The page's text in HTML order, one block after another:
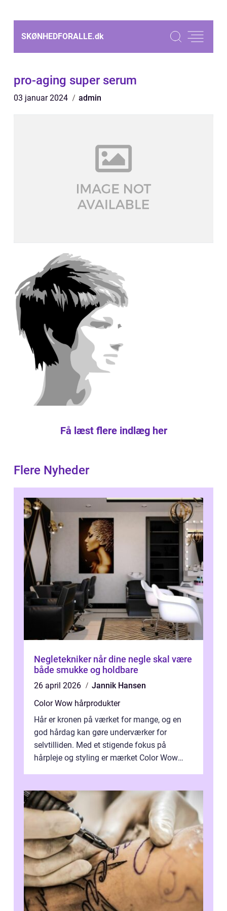
SKØNHEDFORALLE.dk
pro-aging super serum
03 januar 2024 admin
Få læst flere indlæg her
Flere Nyheder
Negletekniker når dine negle skal være
både smukke og holdbare
26 april 2026
Jannik Hansen
Color Wow hårprodukter
Hår er kronen på værket for mange, og en
god hårdag kan gøre underværker for
selvtilliden. Med et stigende fokus på
hårpleje og styling er mærket Color Wow